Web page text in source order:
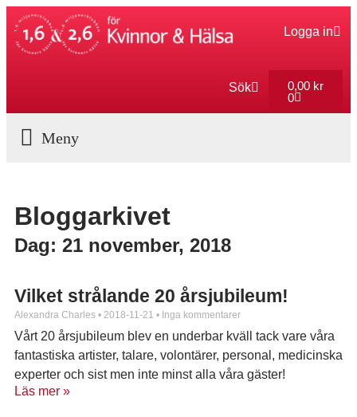
Logga in
Sök 0,00 kr
0
Bloggarkivet
Dag: 21 november, 2018
Vilket strålande 20 årsjubileum!
Alexandra Charles 2018-11-21 Inga kommentarer
Vårt 20 årsjubileum blev en underbar kväll tack vare våra
fantastiska artister, talare, volontärer, personal, medicinska
experter och sist men inte minst alla våra gäster!
Läs mer »